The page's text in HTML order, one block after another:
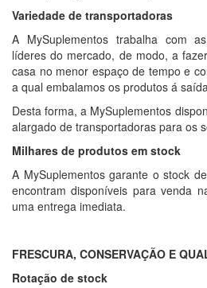
Variedade de transportadoras
A MySuplementos trabalha com
líderes do mercado, de modo, a
casa no menor espaço de tempo e
a qual embalamos os produtos á
Desta forma, a MySuplementos
alargado de transportadoras para os
Milhares de produtos em stock
A MySuplementos garante o stock
encontram disponíveis para venda
uma entrega imediata.
FRESCURA, CONSERVAÇÃO E
Rotação de stock